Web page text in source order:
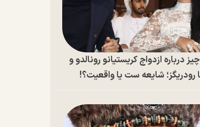
درباره ازدواج کریستیانو رونالدو و
رودریگز؛ شایعه ست یا واقعیت؟!